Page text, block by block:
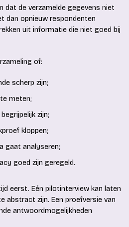
dat de verzamelde gegevens niet
dan opnieuw respondenten
uit informatie die niet goed bij
of:
scherp zijn;
meten;
zijn;
kloppen;
gaat analyseren;
goed zijn geregeld.
eerst. Eén pilotinterview kan laten
abstract zijn. Een proefversie van
antwoordmogelijkheden